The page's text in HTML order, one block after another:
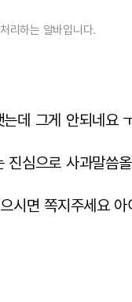
리하는 알바입니다.
데 그게 안되네요
진심으로 사과말씀
시면 쪽지주세요